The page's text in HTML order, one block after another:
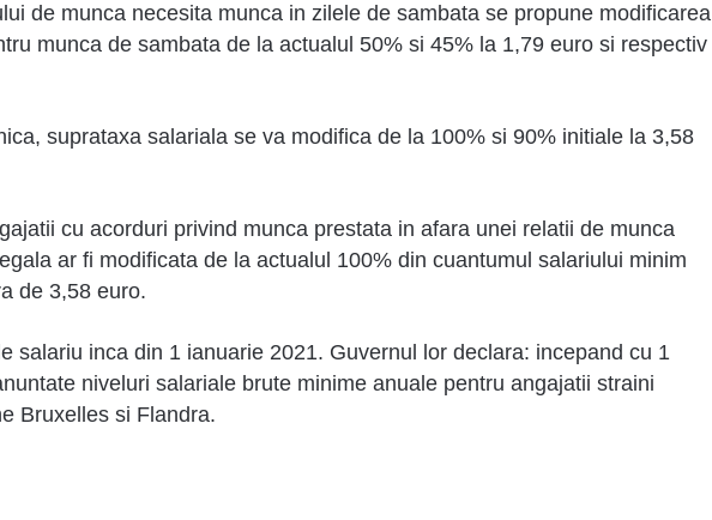
de munca necesita munca in zilele de sambata se propune modificarea
munca de sambata de la actualul 50% si 45% la 1,79 euro si respectiv
suprataxa salariala se va modifica de la 100% si 90% initiale la 3,58
cu acorduri privind munca prestata in afara unei relatii de munca
ar fi modificata de la actualul 100% din cuantumul salariului minim
de 3,58 euro.
salariu inca din 1 ianuarie 2021. Guvernul lor declara: incepand cu 1
niveluri salariale brute minime anuale pentru angajatii straini
Bruxelles si Flandra.